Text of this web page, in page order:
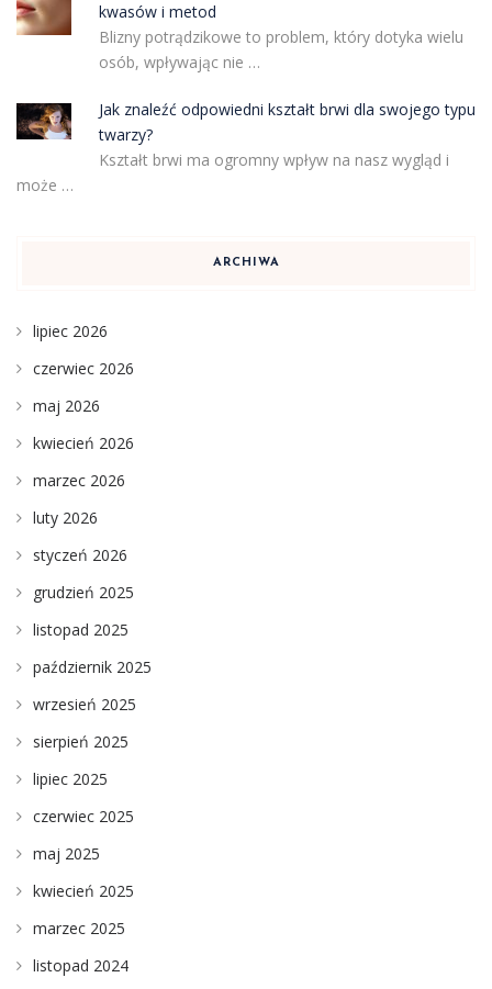
kwasów i metod
Blizny potrądzikowe to problem, który dotyka wielu
osób, wpływając nie …
Jak znaleźć odpowiedni kształt brwi dla swojego typu
twarzy?
Kształt brwi ma ogromny wpływ na nasz wygląd i
może …
ARCHIWA
lipiec 2026
czerwiec 2026
maj 2026
kwiecień 2026
marzec 2026
luty 2026
styczeń 2026
grudzień 2025
listopad 2025
październik 2025
wrzesień 2025
sierpień 2025
lipiec 2025
czerwiec 2025
maj 2025
kwiecień 2025
marzec 2025
listopad 2024